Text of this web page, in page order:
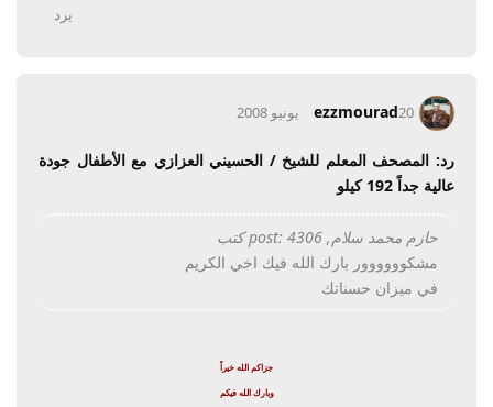
يرد
ezzmourad20 يونيو 2008
رد: المصحف المعلم للشيخ / الحسيني العزازي مع الأطفال جودة
عالية جداً 192 كيلو
حازم محمد سلام, post: 4306 كتب
مشكوووووور بارك الله فيك اخي الكريم
في ميزان حسناتك
جزاكم الله خيراً
وبارك الله فيكم